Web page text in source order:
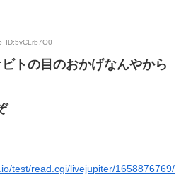
ID:5vCLrb7O0
トの目のおかげなんやから
test/read.cgi/livejupiter/1658876769/